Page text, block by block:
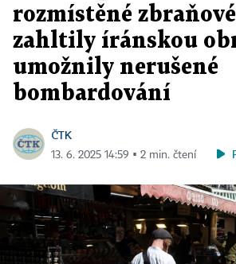
rozmístěné
zahltily íránskou
umožnily nerušené
bombardování
ČTK
13. 6. 2025 14:59 ▪ 2 min. čtení